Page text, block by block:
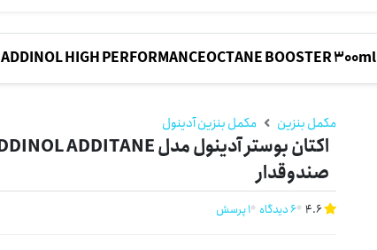
ADDINOL HIGH PERFORMANCEOCTANE BOOSTER 300ml
مکمل بنزین مکمل بنزین آدینول
صندوقدار
4.6 6 دیدگاه
1 پرسش